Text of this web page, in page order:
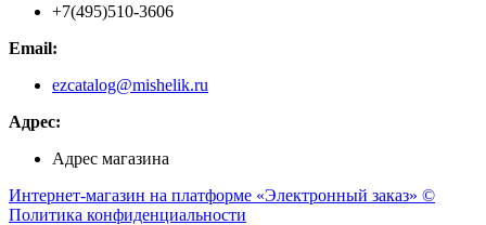
+7(495)510-3606
Email:
ezcatalog@mishelik.ru
Адрес:
Адрес магазина
Интернет-магазин на платформе «Электронный заказ» ©
Политика конфиденциальности